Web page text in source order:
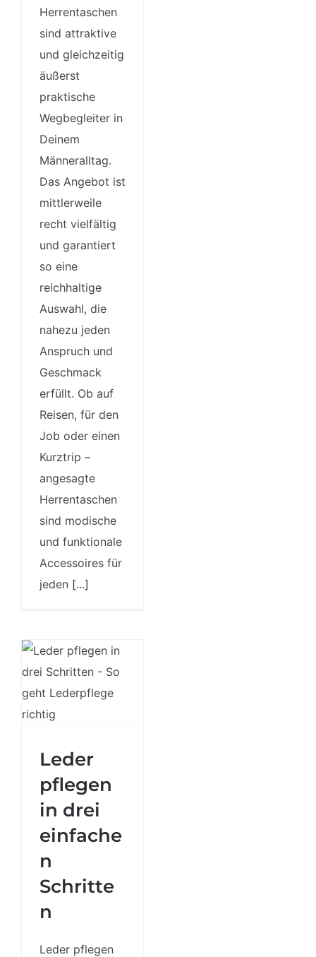
Herrentaschen
sind attraktive
und gleichzeitig
äußerst
praktische
Wegbegleiter in
Deinem
Männeralltag.
Das Angebot ist
mittlerweile
recht vielfältig
und garantiert
so eine
reichhaltige
Auswahl, die
nahezu jeden
Anspruch und
Geschmack
erfüllt. Ob auf
Reisen, für den
Job oder einen
Kurztrip –
angesagte
Herrentaschen
sind modische
und funktionale
Accessoires für
jeden [...]
Leder pflegen
in drei
einfachen
Schritten
Leder
pflegen
in drei
einfache
n
Schritte
n
Leder pflegen